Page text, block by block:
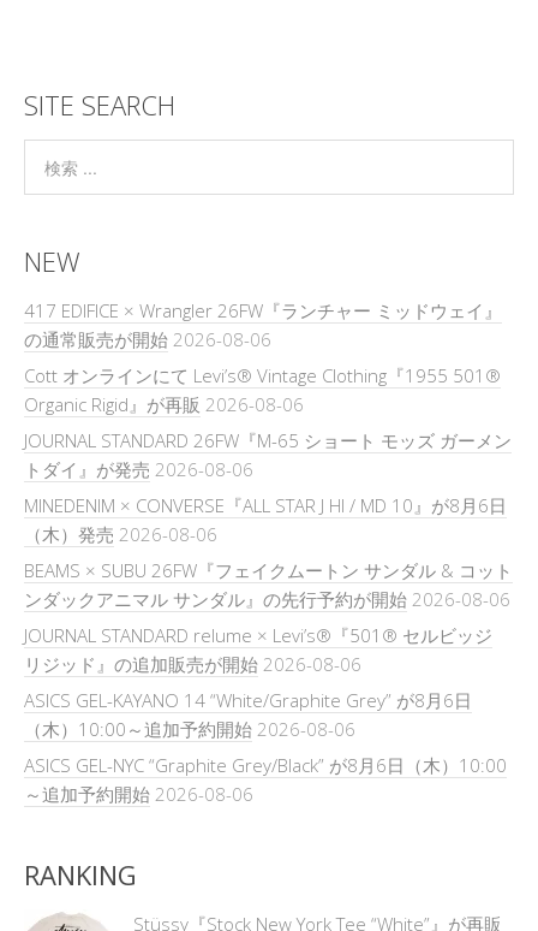
SITE SEARCH
NEW
417 EDIFICE × Wrangler 26FW『ランチャー ミッドウェイ』
の通常販売が開始 2026-08-06
Cott オンラインにて Levi’s® Vintage Clothing『1955 501®
Organic Rigid』が再販 2026-08-06
JOURNAL STANDARD 26FW『M-65 ショート モッズ ガーメン
トダイ』が発売 2026-08-06
MINEDENIM × CONVERSE『ALL STAR J HI / MD 10』が8月6日
（木）発売 2026-08-06
BEAMS × SUBU 26FW『フェイクムートン サンダル & コット
ンダックアニマル サンダル』の先行予約が開始 2026-08-06
JOURNAL STANDARD relume × Levi’s®『501® セルビッジ
リジッド』の追加販売が開始 2026-08-06
ASICS GEL-KAYANO 14 “White/Graphite Grey” が8月6日
（木）10:00～追加予約開始 2026-08-06
ASICS GEL-NYC “Graphite Grey/Black” が8月6日（木）10:00
～追加予約開始 2026-08-06
RANKING
Stüssy『Stock New York Tee “White”』が再販